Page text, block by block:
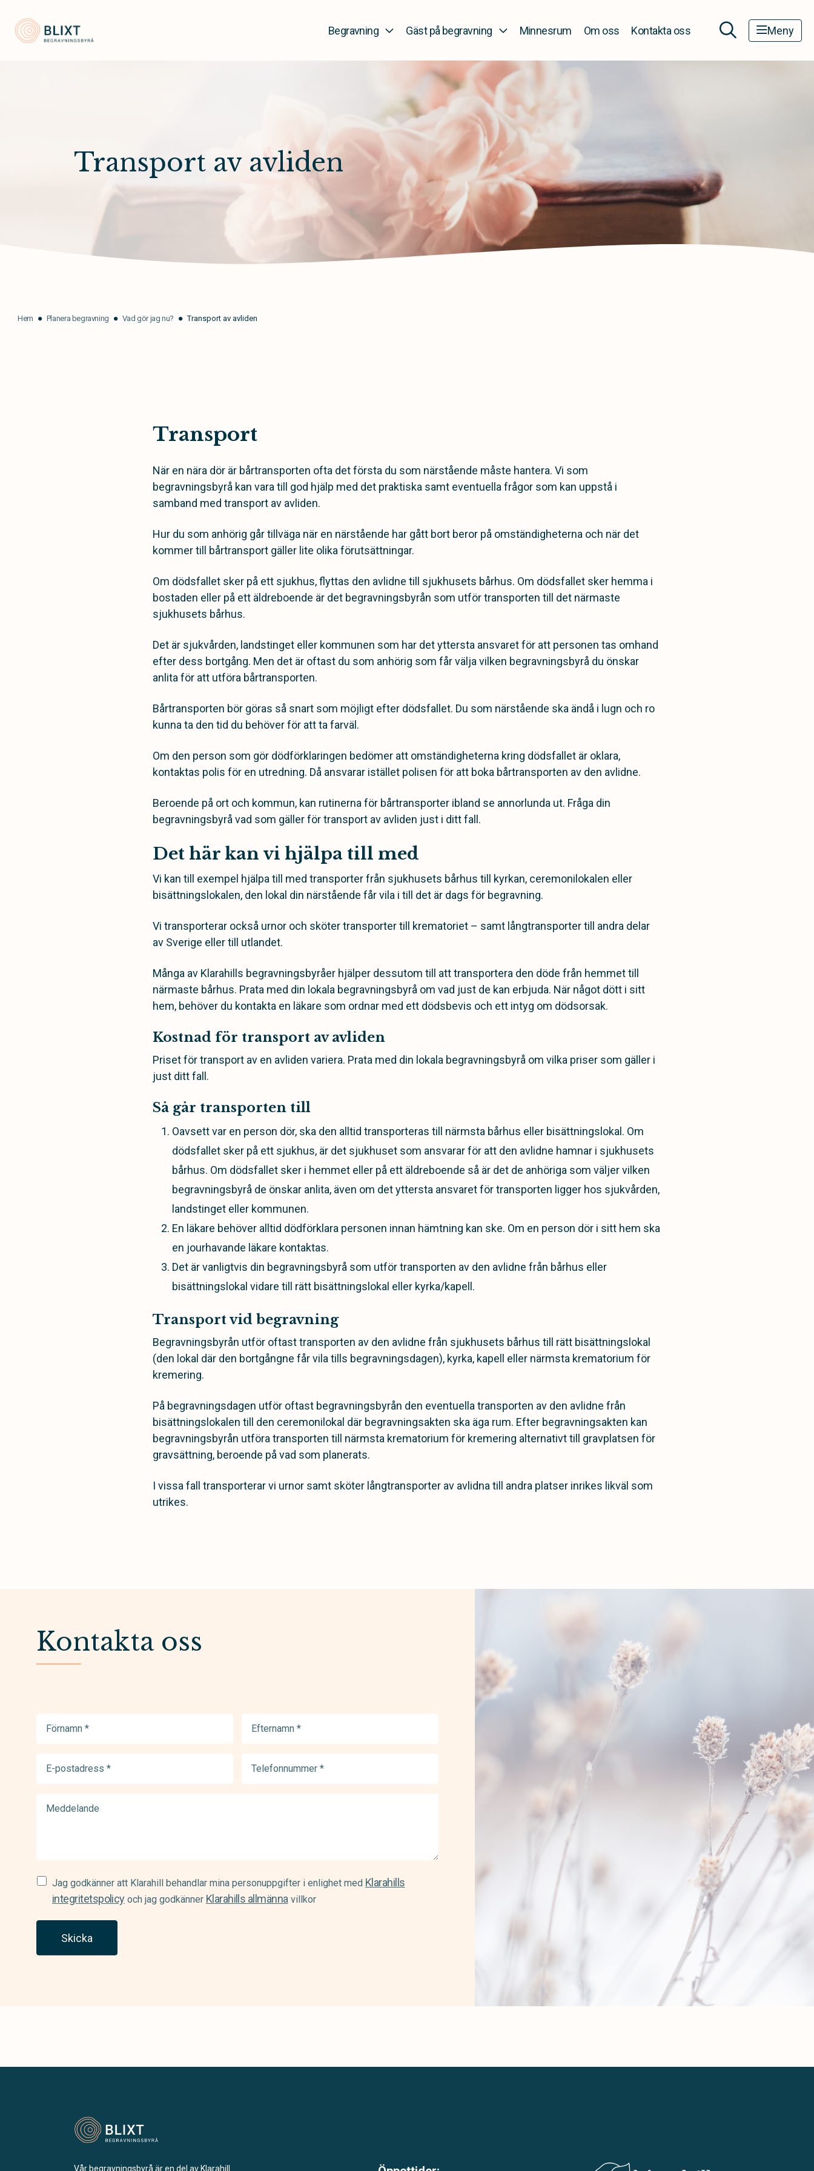
Begravning Gäst på begravning Minnesrum Om oss Kontakta oss Meny
Transport av avliden
Hem Planera begravning Vad gör jag nu? Transport av avliden
Transport
När en nära dör är bårtransporten ofta det första du som närstående måste hantera. Vi som
begravningsbyrå kan vara till god hjälp med det praktiska samt eventuella frågor som kan uppstå i
samband med transport av avliden.
Hur du som anhörig går tillväga när en närstående har gått bort beror på omständigheterna och när det
kommer till bårtransport gäller lite olika förutsättningar.
Om dödsfallet sker på ett sjukhus, flyttas den avlidne till sjukhusets bårhus. Om dödsfallet sker hemma i
bostaden eller på ett äldreboende är det begravningsbyrån som utför transporten till det närmaste
sjukhusets bårhus.
Det är sjukvården, landstinget eller kommunen som har det yttersta ansvaret för att personen tas omhand
efter dess bortgång. Men det är oftast du som anhörig som får välja vilken begravningsbyrå du önskar
anlita för att utföra bårtransporten.
Bårtransporten bör göras så snart som möjligt efter dödsfallet. Du som närstående ska ändå i lugn och ro
kunna ta den tid du behöver för att ta farväl.
Om den person som gör dödförklaringen bedömer att omständigheterna kring dödsfallet är oklara,
kontaktas polis för en utredning. Då ansvarar istället polisen för att boka bårtransporten av den avlidne.
Beroende på ort och kommun, kan rutinerna för bårtransporter ibland se annorlunda ut. Fråga din
begravningsbyrå vad som gäller för transport av avliden just i ditt fall.
Det här kan vi hjälpa till med
Vi kan till exempel hjälpa till med transporter från sjukhusets bårhus till kyrkan, ceremonilokalen eller
bisättningslokalen, den lokal din närstående får vila i till det är dags för begravning.
Vi transporterar också urnor och sköter transporter till krematoriet – samt långtransporter till andra delar
av Sverige eller till utlandet.
Många av Klarahills begravningsbyråer hjälper dessutom till att transportera den döde från hemmet till
närmaste bårhus. Prata med din lokala begravningsbyrå om vad just de kan erbjuda. När något dött i sitt
hem, behöver du kontakta en läkare som ordnar med ett dödsbevis och ett intyg om dödsorsak.
Kostnad för transport av avliden
Priset för transport av en avliden variera. Prata med din lokala begravningsbyrå om vilka priser som gäller i
just ditt fall.
Så går transporten till
Oavsett var en person dör, ska den alltid transporteras till närmsta bårhus eller bisättningslokal. Om
dödsfallet sker på ett sjukhus, är det sjukhuset som ansvarar för att den avlidne hamnar i sjukhusets
bårhus. Om dödsfallet sker i hemmet eller på ett äldreboende så är det de anhöriga som väljer vilken
begravningsbyrå de önskar anlita, även om det yttersta ansvaret för transporten ligger hos sjukvården,
landstinget eller kommunen.
En läkare behöver alltid dödförklara personen innan hämtning kan ske. Om en person dör i sitt hem ska
en jourhavande läkare kontaktas.
Det är vanligtvis din begravningsbyrå som utför transporten av den avlidne från bårhus eller
bisättningslokal vidare till rätt bisättningslokal eller kyrka/kapell.
Transport vid begravning
Begravningsbyrån utför oftast transporten av den avlidne från sjukhusets bårhus till rätt bisättningslokal
(den lokal där den bortgångne får vila tills begravningsdagen), kyrka, kapell eller närmsta krematorium för
kremering.
På begravningsdagen utför oftast begravningsbyrån den eventuella transporten av den avlidne från
bisättningslokalen till den ceremonilokal där begravningsakten ska äga rum. Efter begravningsakten kan
begravningsbyrån utföra transporten till närmsta krematorium för kremering alternativt till gravplatsen för
gravsättning, beroende på vad som planerats.
I vissa fall transporterar vi urnor samt sköter långtransporter av avlidna till andra platser inrikes likväl som
utrikes.
Kontakta oss
postadress
Samtycke
(Required)
Jag godkänner att Klarahill behandlar mina personuppgifter i enlighet med Klarahills
integritetspolicyoch jag godkänner Klarahills allmännavillkor
Skicka
Vår begravningsbyrå är en del av Klarahill.